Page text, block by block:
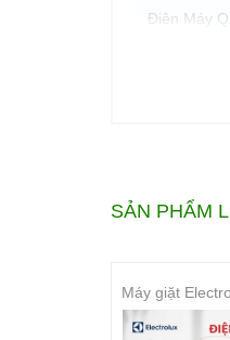
Điện Máy
12 năm từ
Phù
📌 Nội
SẢN PHẨM